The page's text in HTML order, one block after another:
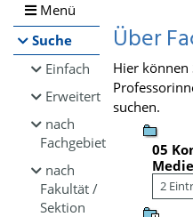
Menü
Suche
Einfach
Erweitert
nach
Fachgebiet
nach
Fakultät /
Sektion
Über
Hier können
suchen.
05
2